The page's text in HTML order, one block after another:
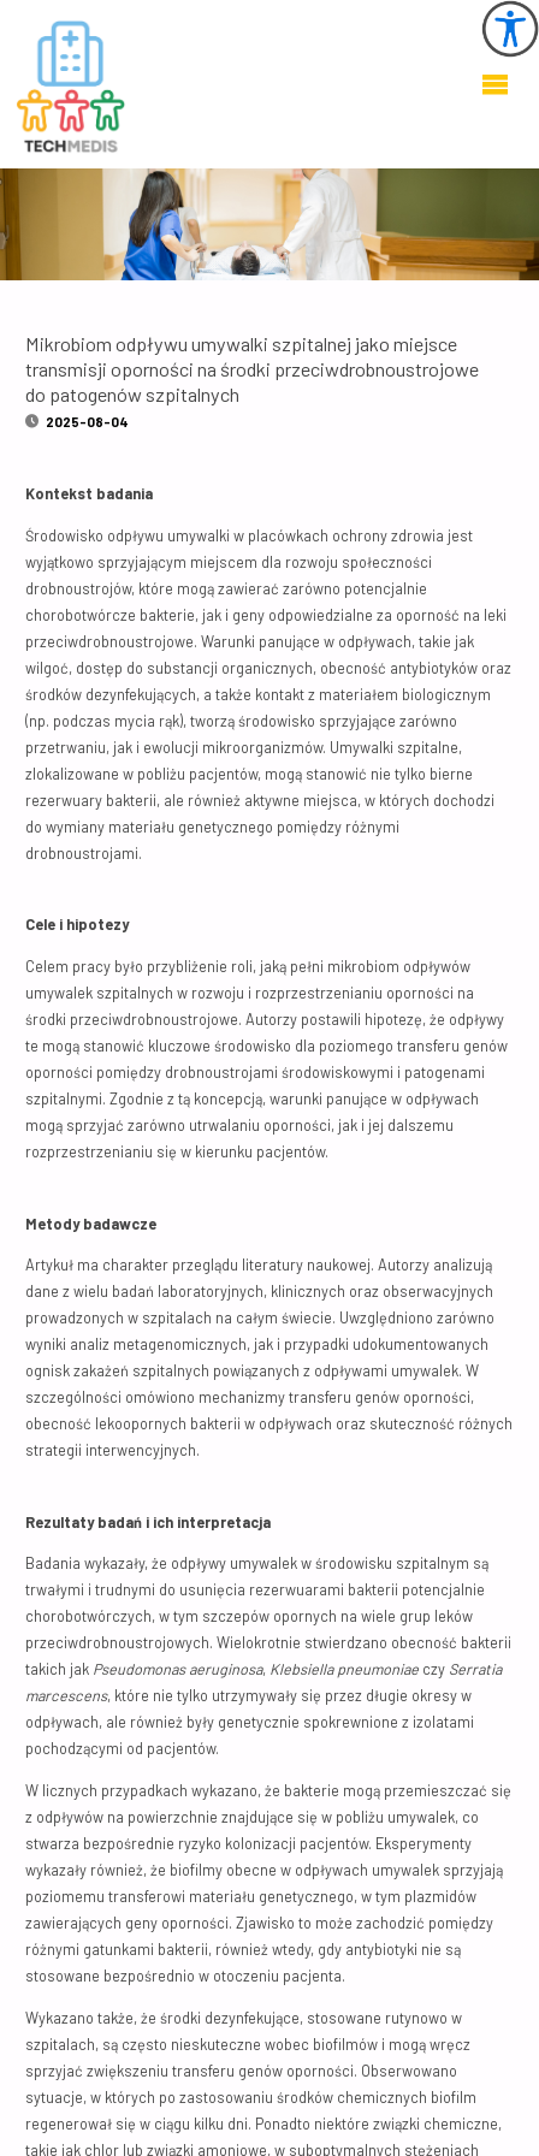
OCHRONY
ZDROWIA
Mikrobiom odpływu umywalki szpitalnej jako miejsce
transmisji oporności na środki przeciwdrobnoustrojowe
do patogenów szpitalnych
2025-08-04
Kontekst badania
Środowisko odpływu umywalki w placówkach ochrony zdrowia jest
wyjątkowo sprzyjającym miejscem dla rozwoju społeczności
drobnoustrojów, które mogą zawierać zarówno potencjalnie
chorobotwórcze bakterie, jak i geny odpowiedzialne za oporność na leki
przeciwdrobnoustrojowe. Warunki panujące w odpływach, takie jak
wilgoć, dostęp do substancji organicznych, obecność antybiotyków oraz
środków dezynfekujących, a także kontakt z materiałem biologicznym
(np. podczas mycia rąk), tworzą środowisko sprzyjające zarówno
przetrwaniu, jak i ewolucji mikroorganizmów. Umywalki szpitalne,
zlokalizowane w pobliżu pacjentów, mogą stanowić nie tylko bierne
rezerwuary bakterii, ale również aktywne miejsca, w których dochodzi
do wymiany materiału genetycznego pomiędzy różnymi
drobnoustrojami.
Cele i hipotezy
Celem pracy było przybliżenie roli, jaką pełni mikrobiom odpływów
umywalek szpitalnych w rozwoju i rozprzestrzenianiu oporności na
środki przeciwdrobnoustrojowe. Autorzy postawili hipotezę, że odpływy
te mogą stanowić kluczowe środowisko dla poziomego transferu genów
oporności pomiędzy drobnoustrojami środowiskowymi i patogenami
szpitalnymi. Zgodnie z tą koncepcją, warunki panujące w odpływach
mogą sprzyjać zarówno utrwalaniu oporności, jak i jej dalszemu
rozprzestrzenianiu się w kierunku pacjentów.
Metody badawcze
Artykuł ma charakter przeglądu literatury naukowej. Autorzy analizują
dane z wielu badań laboratoryjnych, klinicznych oraz obserwacyjnych
prowadzonych w szpitalach na całym świecie. Uwzględniono zarówno
wyniki analiz metagenomicznych, jak i przypadki udokumentowanych
ognisk zakażeń szpitalnych powiązanych z odpływami umywalek. W
szczególności omówiono mechanizmy transferu genów oporności,
obecność lekoopornych bakterii w odpływach oraz skuteczność różnych
strategii interwencyjnych.
Rezultaty badań i ich interpretacja
Badania wykazały, że odpływy umywalek w środowisku szpitalnym są
trwałymi i trudnymi do usunięcia rezerwuarami bakterii potencjalnie
chorobotwórczych, w tym szczepów opornych na wiele grup leków
przeciwdrobnoustrojowych. Wielokrotnie stwierdzano obecność bakterii
takich jak Pseudomonas aeruginosa, Klebsiella pneumoniae czy Serratia
marcescens, które nie tylko utrzymywały się przez długie okresy w
odpływach, ale również były genetycznie spokrewnione z izolatami
pochodzącymi od pacjentów.
W licznych przypadkach wykazano, że bakterie mogą przemieszczać się
z odpływów na powierzchnie znajdujące się w pobliżu umywalek, co
stwarza bezpośrednie ryzyko kolonizacji pacjentów. Eksperymenty
wykazały również, że biofilmy obecne w odpływach umywalek sprzyjają
poziomemu transferowi materiału genetycznego, w tym plazmidów
zawierających geny oporności. Zjawisko to może zachodzić pomiędzy
różnymi gatunkami bakterii, również wtedy, gdy antybiotyki nie są
stosowane bezpośrednio w otoczeniu pacjenta.
Wykazano także, że środki dezynfekujące, stosowane rutynowo w
szpitalach, są często nieskuteczne wobec biofilmów i mogą wręcz
sprzyjać zwiększeniu transferu genów oporności. Obserwowano
sytuacje, w których po zastosowaniu środków chemicznych biofilm
regenerował się w ciągu kilku dni. Ponadto niektóre związki chemiczne,
takie jak chlor lub związki amoniowe, w suboptymalnych stężeniach